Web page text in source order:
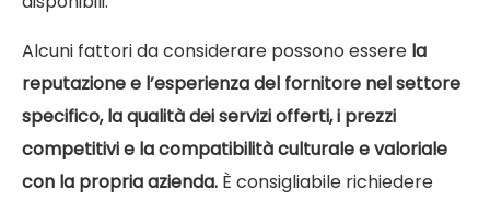
Alcuni fattori da considerare possono essere la
reputazione e l’esperienza del fornitore nel settore
specifico, la qualità dei servizi offerti, i prezzi
competitivi e la compatibilità culturale e valoriale
con la propria azienda. È consigliabile richiedere